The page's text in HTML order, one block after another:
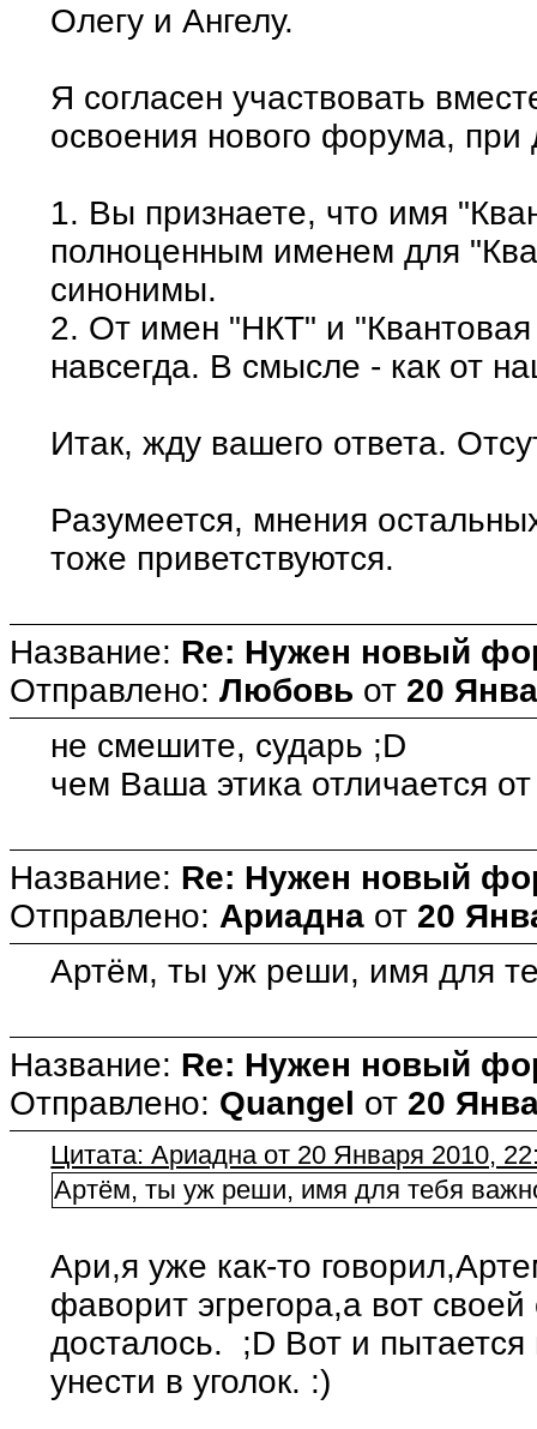
Олегу и Ангелу.
Я согласен участвовать
освоения нового форума, при
1. Вы признаете, что имя
полноценным именем для
синонимы.
2. От имен "НКТ" и
навсегда. В смысле - как от
Итак, жду вашего ответа.
Разумеется, мнения
тоже приветствуются.
Название: Re: Нужен новый
Отправлено: Любовь от 20
не смешите, сударь ;D
чем Ваша этика отличается
Название: Re: Нужен новый
Отправлено: Ариадна от 20
Артём, ты уж реши, имя для
Название: Re: Нужен новый
Отправлено: Quangel от 20
Цитата: Ариадна от 20 Января 2010,
Артём, ты уж реши, имя для тебя
Ари,я уже как-то
фаворит эгрегора,а вот
досталось. ;D Вот и
унести в уголок. :)